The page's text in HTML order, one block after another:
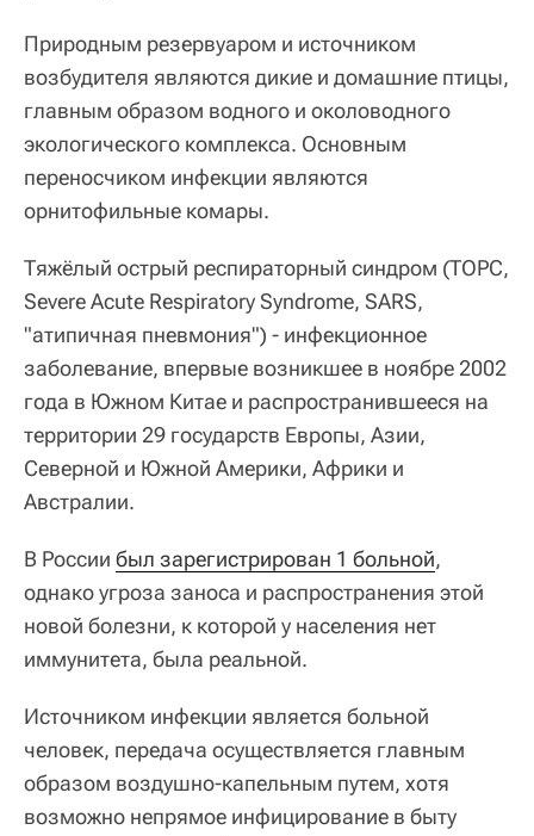
Природным резервуаром и источником
возбудителя являются дикие и домашние птицы,
главным образом водного и околоводного
экологического комплекса. Основным
переносчиком инфекции являются
орнитофильные комары.
Тяжёлый острый респираторный синдром (ТОРС,
Severe Acute Respiratory Syndrome, SARS,
"атипичная пневмония") ‑ инфекционное
заболевание, впервые возникшее в ноябре 2002
года в Южном Китае и распространившееся на
территории 29 государств Европы, Азии,
Северной и Южной Америки, Африки и
Австралии.
В России был зарегистрирован 1 больной,
однако угроза заноса и распространения этой
новой болезни, к которой у населения нет
иммунитета, была реальной.
Источником инфекции является больной
человек, передача осуществляется главным
образом воздушно‑капельным путем, хотя
возможно непрямое инфицирование в быту